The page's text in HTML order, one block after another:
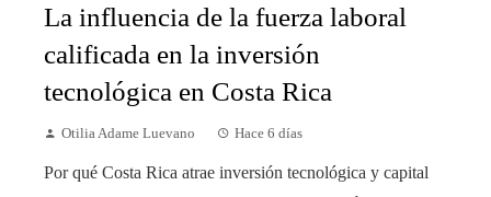
La influencia de la fuerza laboral
calificada en la inversión
tecnológica en Costa Rica
Otilia Adame Luevano Hace 6 días
Por qué Costa Rica atrae inversión tecnológica y capital